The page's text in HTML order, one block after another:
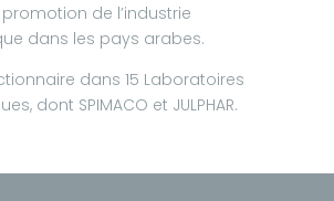
de l’industrie
dans les pays arabes.
dans 15 Laboratoires
dont SPIMACO et JULPHAR.